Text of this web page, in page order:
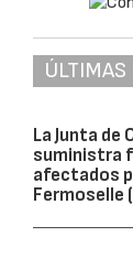
ÚLTIMAS
La Junta de
suministra
afectados
Fermoselle